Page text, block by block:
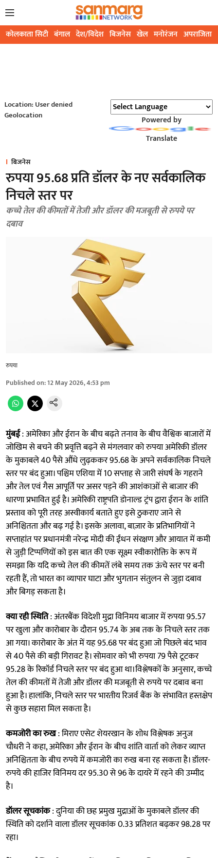
कोलकाता सिटी बंगाल देश/विदेश बिजनेस खेल मनोरंजन अपराजिता
Location: User denied
Geolocation
Powered by
Translate
बिजनेस
रुपया 95.68 प्रति डॉलर के नए सर्वकालिक
निचले स्तर पर
कच्चे तेल की कीमतों में तेजी और डॉलर की मजबूती से रुपये पर
दबाव
रुपया
Published on:12 May 2026, 4:53 pm
मुंबई: अमेरिका और ईरान के बीच बढ़ते तनाव के बीच वैश्विक बाजारों में
जोखिम से बचने की प्रवृत्ति बढ़ने से मंगलवार को रुपया अमेरिकी डॉलर
के मुकाबले 40 पैसे औंधे लुढ़ककर 95.68 के अपने सर्वकालिक निचले
स्तर पर बंद हुआ। पश्चिम एशिया में 10 सप्ताह से जारी संघर्ष के गहराने
और तेल एवं गैस आपूर्ति पर असर पड़ने की आशंकाओं से बाजार की
धारणा प्रभावित हुई है। अमेरिकी राष्ट्रपति डोनाल्ड ट्रंप द्वारा ईरान के शांति
प्रस्ताव को पूरी तरह अस्वीकार्य बताते हुए इसे ठुकराए जाने से
अनिश्चितता और बढ़ गई है। इसके अलावा, बाज़ार के प्रतिभागियों ने
सप्ताहांत पर प्रधानमंत्री नरेन्द्र मोदी की ईंधन संरक्षण और आयात में कमी
से जुड़ी टिप्पणियों को इस बात की एक सूक्ष्म स्वीकारोक्ति के रूप में
समझा कि यदि कच्चे तेल की कीमतें लंबे समय तक ऊंचे स्तर पर बनी
रहती हैं, तो भारत का व्यापार घाटा और भुगतान संतुलन से जुड़ा दबाव
और बिगड़ सकता है।
क्या रही स्थिति: अंतरबैंक विदेशी मुद्रा विनिमय बाजार में रुपया 95.57
पर खुला और कारोबार के दौरान 95.74 के अब तक के निचले स्तर तक
आ गया। कारोबार के अंत में यह 95.68 पर बंद हुआ जो पिछले बंद भाव
से 40 पैसे की बड़ी गिरावट है। सोमवार को भी रुपया 79 पैसे टूटकर
95.28 के रिकॉर्ड निचले स्तर पर बंद हुआ था।विश्लेषकों के अनुसार, कच्चे
तेल की कीमतों में तेजी और डॉलर की मजबूती से रुपये पर दबाव बना
हुआ है। हालांकि, निचले स्तर पर भारतीय रिजर्व बैंक के संभावित हस्तक्षेप
से कुछ सहारा मिल सकता है।
कमजोरी का रुख: मिराए एसेट शेयरखान के शोध विश्लेषक अनुज
चौधरी ने कहा, अमेरिका और ईरान के बीच शांति वार्ता को लेकर व्याप्त
अनिश्चितता के बीच रुपये में कमजोरी का रुख बना रह सकता है। डॉलर-
रुपये की हाजिर विनिमय दर 95.30 से 96 के दायरे में रहने की उम्मीद
है।
डॉलर सूचकांक: दुनिया की छह प्रमुख मुद्राओं के मुकाबले डॉलर की
स्थिति को दर्शाने वाला डॉलर सूचकांक 0.33 प्रतिशत बढ़कर 98.28 पर
रहा।